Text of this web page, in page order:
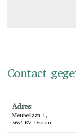
Contact
Adres
Meubellaan 1,
6651 KV Druten